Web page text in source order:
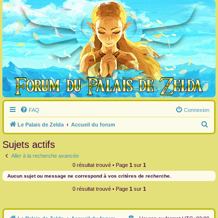
FAQ Connexion
Le Palais de Zelda Accueil du forum
e
e
r
Sujets actifs
Aller à la recherche avancée
0 résultat trouvé • Page 1 sur 1
Aucun sujet ou message ne correspond à vos critères de recherche.
0 résultat trouvé • Page 1 sur 1